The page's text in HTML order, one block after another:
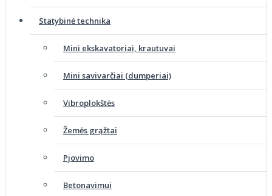
Statybinė technika
Mini ekskavatoriai, krautuvai
Mini savivarčiai (dumperiai)
Vibroplokštės
Žemės grąžtai
Pjovimo
Betonavimui